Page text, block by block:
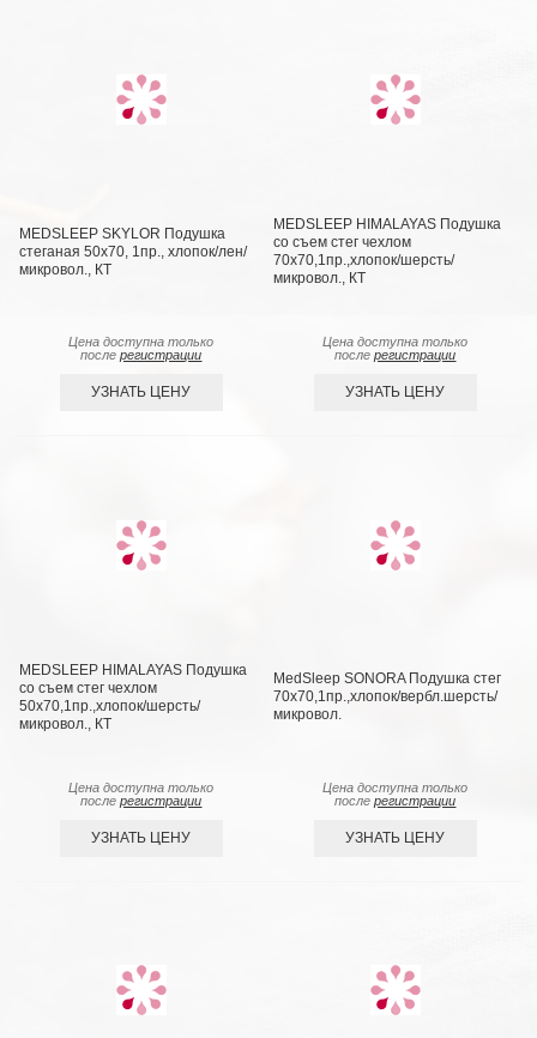
MEDSLEEP SKYLOR Подушка
стеганая 50х70, 1пр., хлопок/лен/
микровол., КТ
Цена доступна только
послерегистрации
УЗНАТЬ ЦЕНУ
MEDSLEEP HIMALAYAS Подушка
со съем стег чехлом
70х70,1пр.,хлопок/шерсть/
микровол., КТ
Цена доступна только
послерегистрации
УЗНАТЬ ЦЕНУ
MEDSLEEP HIMALAYAS Подушка
со съем стег чехлом
50х70,1пр.,хлопок/шерсть/
микровол., КТ
Цена доступна только
послерегистрации
УЗНАТЬ ЦЕНУ
MedSleep SONORA Подушка стег
70х70,1пр.,хлопок/вербл.шерсть/
микровол.
Цена доступна только
послерегистрации
УЗНАТЬ ЦЕНУ